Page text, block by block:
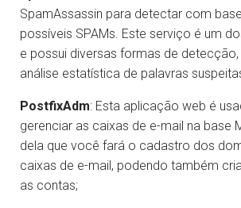
SpamAssassin para detectar com
possíveis SPAMs. Este serviço é um
e possui diversas formas de detecção,
análise estatística de palavras
PostfixAdm: Esta aplicação web é
gerenciar as caixas de e-mail na base
dela que você fará o cadastro dos
caixas de e-mail, podendo também
as contas;